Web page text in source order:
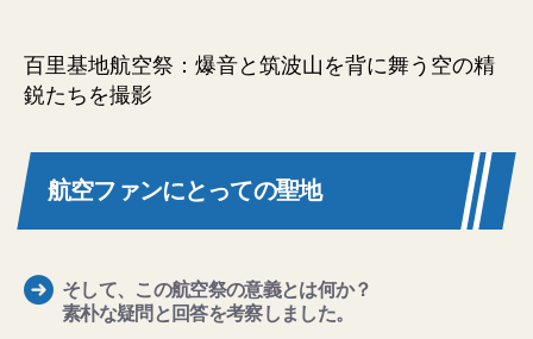
百里基地航空祭：爆音と筑波山を背に舞う空の精
鋭たちを撮影
航空ファンにとっての聖地
そして、この航空祭の意義とは何か？
素朴な疑問と回答を考察しました。